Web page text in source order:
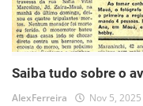
Saiba tudo sobre o
AlexFerreira Nov 5, 2025